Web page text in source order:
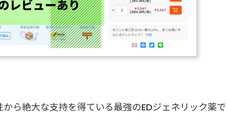
ら絶大な支持を得ている最強のEDジェネリック薬で